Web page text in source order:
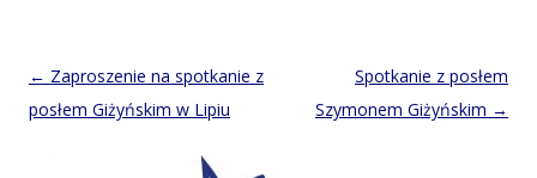
Post
navigation
← Zaproszenie na spotkanie z
posłem Giżyńskim w Lipiu
Spotkanie z posłem
Szymonem Giżyńskim →